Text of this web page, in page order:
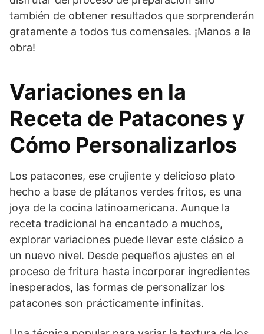
también de obtener resultados que sorprenderán
gratamente a todos tus comensales. ¡Manos a la
obra!
Variaciones en la
Receta de Patacones y
Cómo Personalizarlos
Los patacones, ese crujiente y delicioso plato
hecho a base de plátanos verdes fritos, es una
joya de la cocina latinoamericana. Aunque la
receta tradicional ha encantado a muchos,
explorar variaciones puede llevar este clásico a
un nuevo nivel. Desde pequeños ajustes en el
proceso de fritura hasta incorporar ingredientes
inesperados, las formas de personalizar los
patacones son prácticamente infinitas.